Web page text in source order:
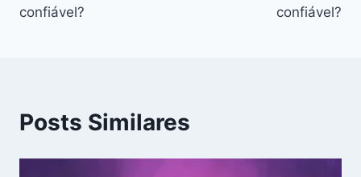
confiável?
confiável?
Posts Similares